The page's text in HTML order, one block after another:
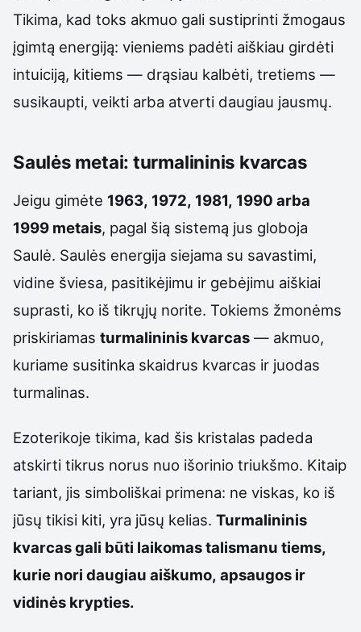
Tikima, kad toks akmuo gali sustiprinti žmogaus
įgimtą energiją: vieniems padėti aiškiau girdėti
intuiciją, kitiems — drąsiau kalbėti, tretiems —
susikaupti, veikti arba atverti daugiau jausmų.
Saulės metai: turmalininis kvarcas
Jeigu gimėte 1963, 1972, 1981, 1990 arba
1999 metais, pagal šią sistemą jus globoja
Saulė. Saulės energija siejama su savastimi,
vidine šviesa, pasitikėjimu ir gebėjimu aiškiai
suprasti, ko iš tikrųjų norite. Tokiems žmonėms
priskiriamas turmalininis kvarcas — akmuo,
kuriame susitinka skaidrus kvarcas ir juodas
turmalinas.
Ezoterikoje tikima, kad šis kristalas padeda
atskirti tikrus norus nuo išorinio triukšmo. Kitaip
tariant, jis simboliškai primena: ne viskas, ko iš
jūsų tikisi kiti, yra jūsų kelias. Turmalininis
kvarcas gali būti laikomas talismanu tiems,
kurie nori daugiau aiškumo, apsaugos ir
vidinės krypties.